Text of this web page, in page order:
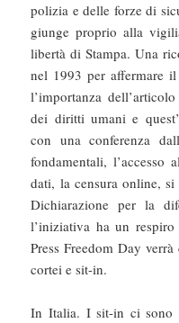
polizia e delle forze di
giunge proprio alla
libertà di Stampa. Una
nel 1993 per affermare
l’importanza
dei diritti umani e
con una conferenza
fondamentali, l’accesso
dati, la censura online,
Dichiarazione per la
l’iniziativa ha un
Press Freedom Day
cortei e sit-in.
In Italia. I sit-in ci sono